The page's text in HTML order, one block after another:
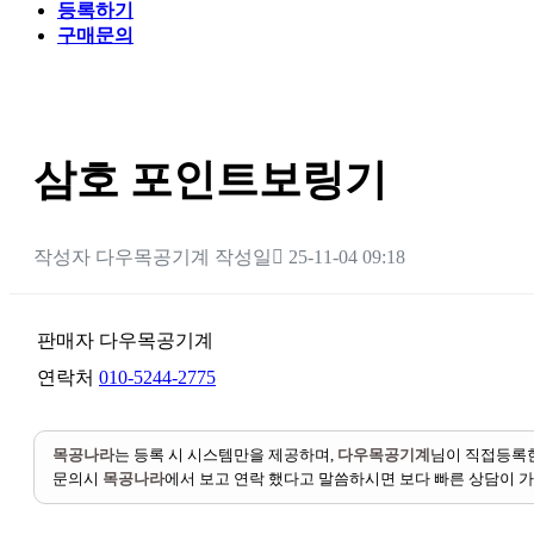
등록하기
구매문의
삼호 포인트보링기
작성자 다우목공기계 작성일 25-11-04 09:18
판매자 다우목공기계
연락처 010-5244-2775
목공나라는 등록 시 시스템만을 제공하며, 다우목공기계님이 직접등록
문의시 목공나라에서 보고 연락 했다고 말씀하시면 보다 빠른 상담이